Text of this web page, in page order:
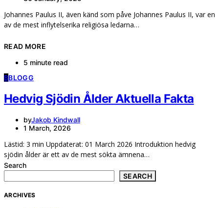
Johannes Paulus II, även känd som påve Johannes Paulus II, var en
av de mest inflytelserika religiösa ledarna…
READ MORE
5 minute read
BBLOGG
Hedvig Sjödin Ålder Aktuella Fakta
byJakob Kindwall
1 March, 2026
Lästid: 3 min Uppdaterat: 01 March 2026 Introduktion hedvig
sjödin ålder är ett av de mest sökta ämnena…
Search
SEARCH
ARCHIVES